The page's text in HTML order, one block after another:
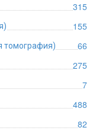
315
155
томография) 66
275
7
488
82